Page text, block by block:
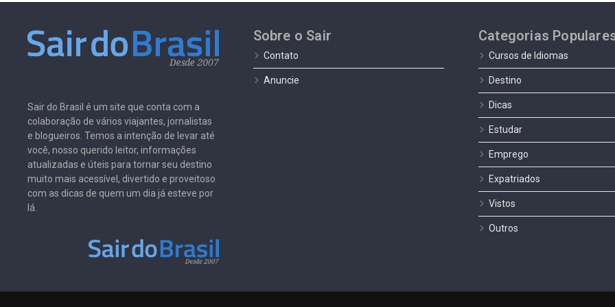
Sair do Brasil é um site que conta com a
colaboração de vários viajantes, jornalistas
e blogueiros. Temos a intenção de levar até
você, nosso querido leitor, informações
atualizadas e úteis para tornar seu destino
muito mais acessível, divertido e proveitoso
com as dicas de quem um dia já esteve por
lá.
Sobre o Sair
Contato
Anuncie
Categorias
Cursos de Idiomas
Destino
Dicas
Estudar
Emprego
Expatriados
Vistos
Outros